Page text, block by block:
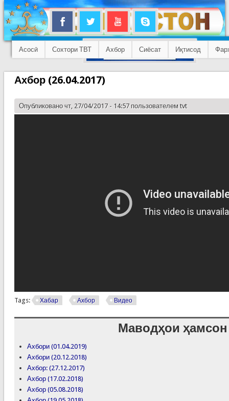
Асосӣ Сохтори ТВТ Ахбор Сиёсат Иқтисод
Ахбор (26.04.2017)
Опубликовано чт, 27/04/2017 - 14:57 пользователем tvt
Tags: Хабар Ахбор Видео
Маводҳои ҳамсон
Ахбори (01.04.2019)
Ахбори (20.12.2018)
Ахбор: (27.12.2017)
Ахбор (17.02.2018)
Ахбор (05.08.2018)